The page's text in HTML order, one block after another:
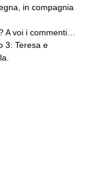
in compagnia
A voi i commenti…
3: Teresa e